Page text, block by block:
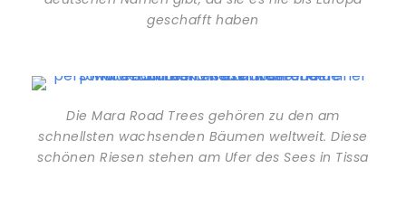
geschafft haben
Die Mara Road Trees gehören zu den am
schnellsten wachsenden Bäumen weltweit. Diese
schönen Riesen stehen am Ufer des Sees in Tissa